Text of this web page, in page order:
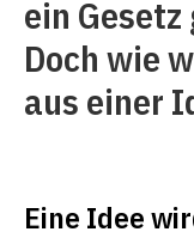
ein
Doch wie
aus einer
Eine Idee